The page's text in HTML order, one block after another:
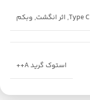
Type C
, اثر انگشت, وبکم
استوک گرید A++